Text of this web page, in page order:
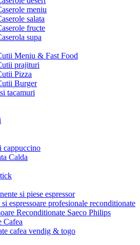
meniu
salata
fructe
supa
Meniu & Fast Food
prajituri
Pizza
Burger
tacamuri
cappuccino
Calda
si piese espressor
si espressoare profesionale reconditionate
Reconditionate Saeco Philips
Cafea
cafea vendig & togo